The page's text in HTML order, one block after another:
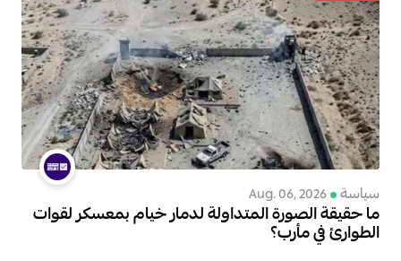
سياسة Aug. 06, 2026
ما حقيقة الصورة المتداولة لدمار خيام بمعسكر لقوات
الطوارئ في مأرب؟